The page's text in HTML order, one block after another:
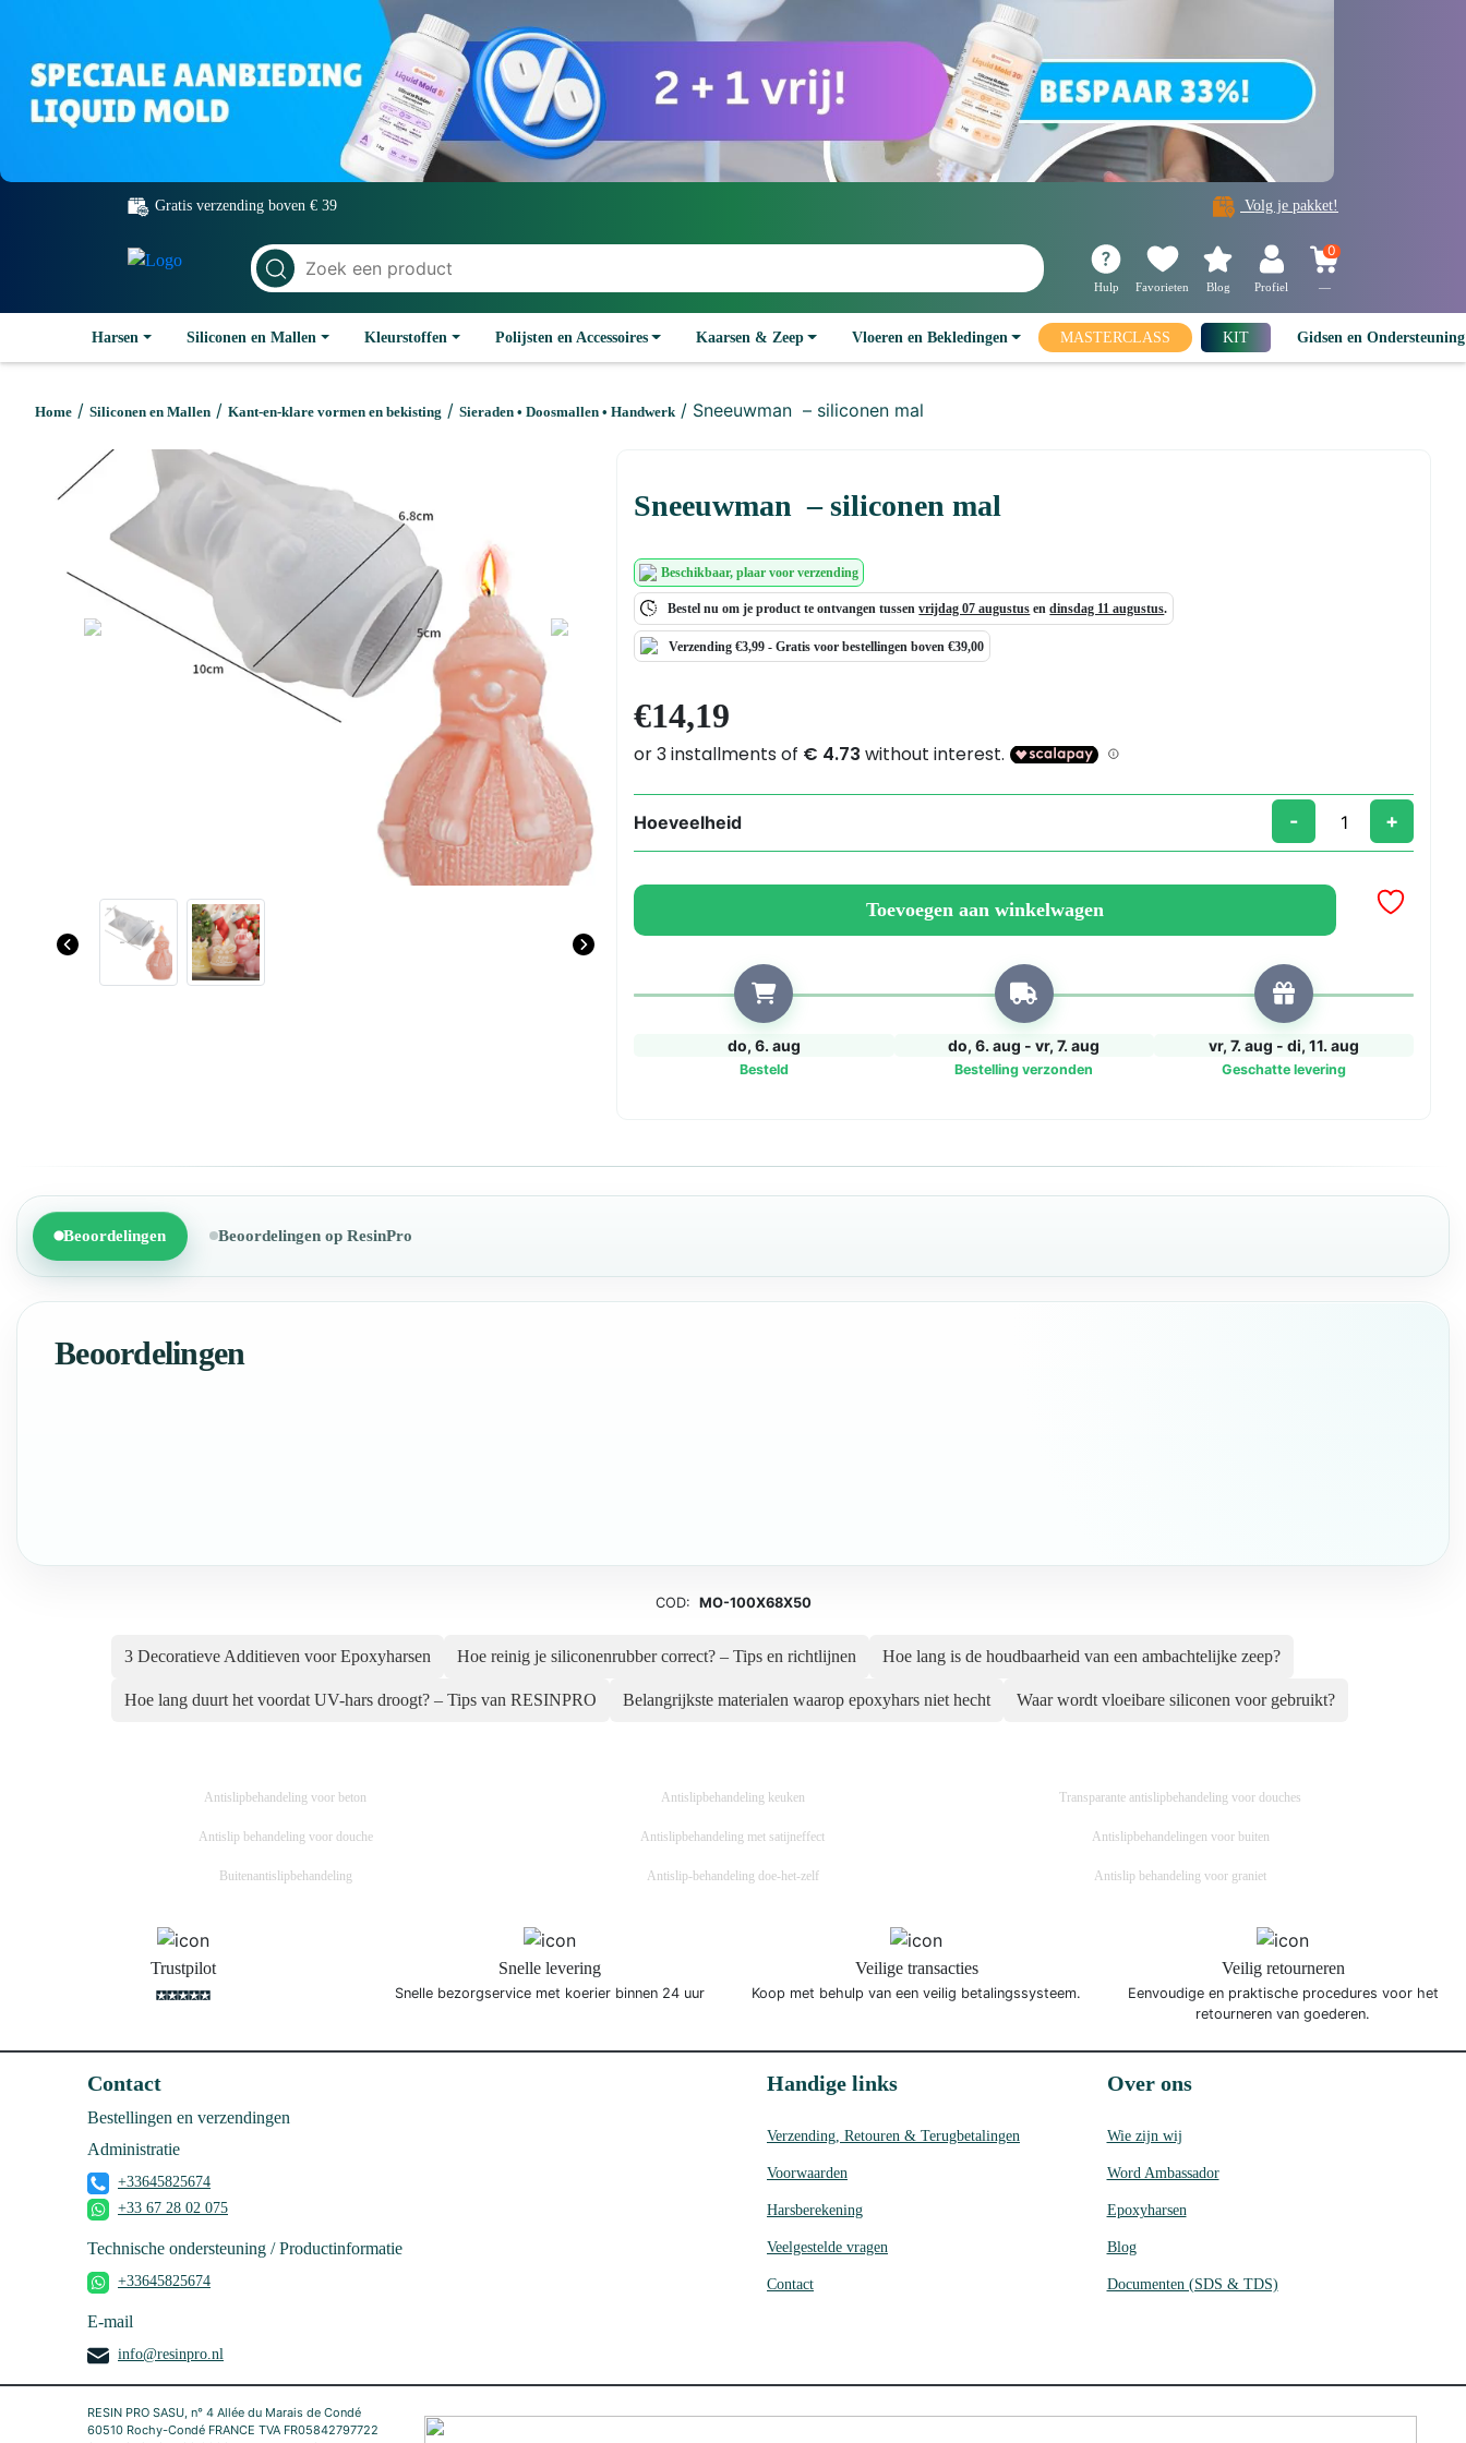
Gratis verzending boven € 39 Volg je pakket!
Hulp Favorieten Blog Profiel
0
—
Harsen Siliconen en Mallen Kleurstoffen Polijsten en Accessoires Kaarsen & Zeep Vloeren en Bekledingen MASTERCLASS KIT Gidsen en
Home / Siliconen en Mallen / Kant-en-klare vormen en bekisting / Sieraden • Doosmallen • Handwerk/ Sneeuwman – siliconen mal
Previous Next
Sneeuwman – siliconen mal
Beschikbaar, plaar voor verzending
Bestel nu om je product te ontvangen tussenvrijdag 07 augustus endinsdag 11 augustus.
Verzending €3,99 -Gratisvoor bestellingen boven €39,00
€14,19
Hoeveelheid
Sneeuwman
siliconen
aantal
- +
Toevoegen aan winkelwagen
do, 6. aug
Besteld
do, 6. aug - vr, 7. aug
Bestelling verzonden
vr, 7. aug - di, 11. aug
Geschatte levering
Beoordelingen Beoordelingen op ResinPro
Beoordelingen
COD: MO-100X68X50
3 Decoratieve Additieven voor Epoxyharsen Hoe reinig je siliconenrubber correct? – Tips en richtlijnen Hoe lang is de houdbaarheid van een ambachtelijke zeep?
Hoe lang duurt het voordat UV-hars droogt? – Tips van RESINPRO Belangrijkste materialen waarop epoxyhars niet hecht Waar wordt vloeibare siliconen voor gebruikt?
Antislipbehandeling voor beton Antislipbehandeling keuken Transparante antislipbehandeling voor douches
Antislip behandeling voor douche Antislipbehandeling met satijneffect Antislipbehandelingen voor buiten
Buitenantislipbehandeling Antislip-behandeling doe-het-zelf Antislip behandeling voor graniet
Trustpilot Snelle levering
Snelle bezorgservice met koerier binnen 24 uur
Veilige transacties
Koop met behulp van een veilig betalingssysteem.
Veilig retourneren
Eenvoudige en praktische procedures voor het
retourneren van goederen.
Contact
Bestellingen en verzendingen
Administratie
+33645825674
+33 67 28 02 075
Technische ondersteuning / Productinformatie
+33645825674
E-mail
info@resinpro.nl
Handige links
Verzending, Retouren & Terugbetalingen
Voorwaarden
Harsberekening
Veelgestelde vragen
Contact
Over ons
Wie zijn wij
Word Ambassador
Epoxyharsen
Blog
Documenten (SDS & TDS)
RESIN PRO SASU, n° 4 Allée du Marais de Condé
60510 Rochy-Condé FRANCE TVA FR05842797722